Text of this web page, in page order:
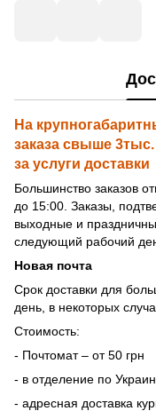
На
заказа свыше
за услуги доставки
Большинство заказов
до 15:00. Заказы,
выходные и
следующий рабочий
Новая почта
Срок доставки для
день, в некоторых
Стоимость:
- Почтомат – от 50 грн
- в отделение по
- адресная доставка